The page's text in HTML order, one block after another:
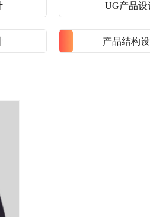
UG产品设
产品结构